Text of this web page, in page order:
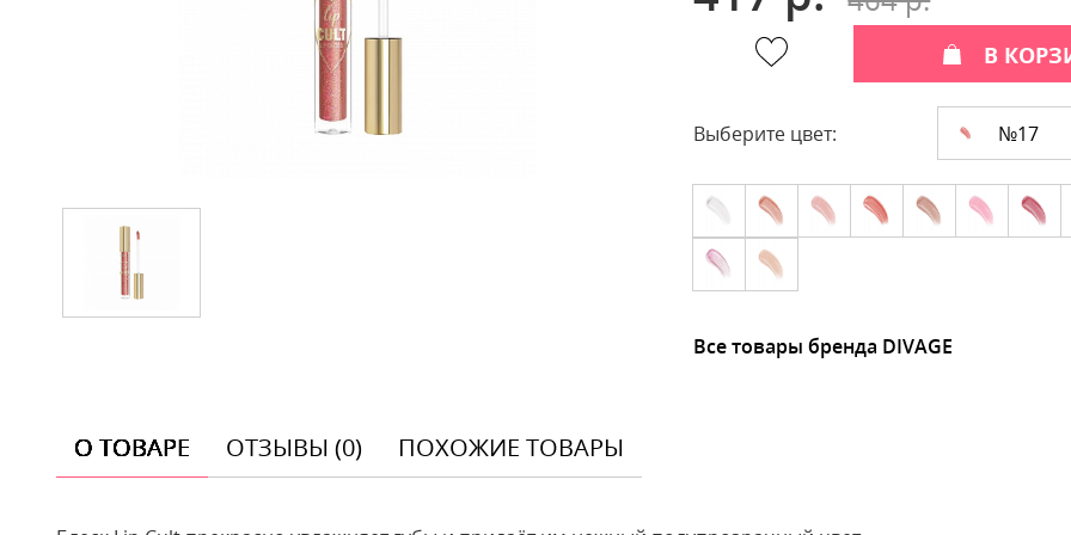
В
Выберите цвет: №17
Все товары бренда DIVAGE
О ТОВАРЕ ОТЗЫВЫ (0) ПОХОЖИЕ ТОВАРЫ